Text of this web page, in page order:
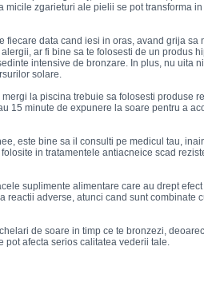
zgarieturi ale pielii se pot transforma
fiecare data cand iesi in oras, avand grija sa
ar fi bine sa te folosesti de un produs
intensive de bronzare. In plus, nu uita
solare.
la piscina trebuie sa folosesti produse
15 minute de expunere la soare pentru a
este bine sa il consulti pe medicul tau,
in tratamentele antiacneice scad
suplimente alimentare care au drept
adverse, atunci cand sunt combinate
de soare in timp ce te bronzezi,
pot afecta serios calitatea vederii tale.